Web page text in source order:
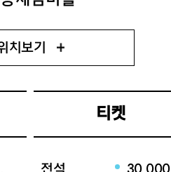
치보기
티켓